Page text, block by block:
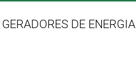
GERADORES DE ENERGIA